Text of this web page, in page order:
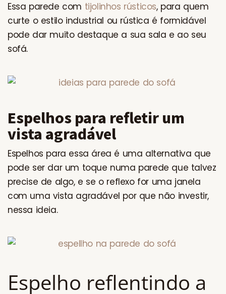
Essa parede com tijolinhos rústicos, para quem
curte o estilo industrial ou rústica é formidável
pode dar muito destaque a sua sala e ao seu
sofá.
Espelhos para refletir um
vista agradável
Espelhos para essa área é uma alternativa que
pode ser dar um toque numa parede que talvez
precise de algo, e se o reflexo for uma janela
com uma vista agradável por que não investir,
nessa ideia.
Espelho reflentindo a